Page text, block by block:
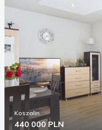
Koszalin
440 000 PLN